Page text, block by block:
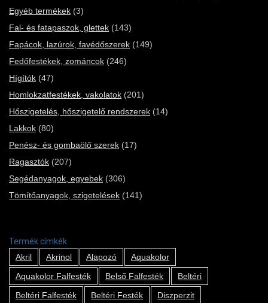
Egyéb termékek (3)
Fal- és fatapaszok, glettek (143)
Fapácok, lazúrok, favédőszerek (149)
Fedőfestékek, zománcok (246)
Hígítók (47)
Homlokzatfestékek, vakolatok (201)
Hőszigetelés, hőszigetelő rendszerek (14)
Lakkok (80)
Penész- és gombaölő szerek (17)
Ragasztók (207)
Segédanyagok, egyebek (306)
Tömítőanyagok, szigetelések (141)
Termék címkék
Akril
Akrinol Alapozó
Aquakolor
Aquakolor Falfesték
Belső Falfesték
Beltéri
Beltéri Falfesték
Beltéri Festék
Diszperzit